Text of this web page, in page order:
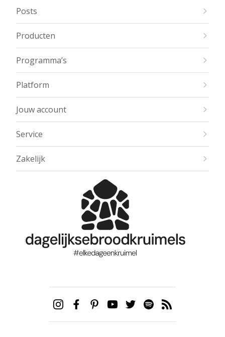
Posts
Producten
Programma’s
Platform
Jouw account
Service
Zakelijk